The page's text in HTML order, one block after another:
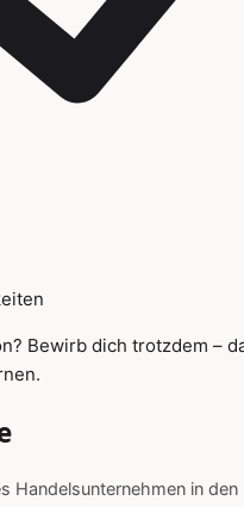
Bewirb dich trotzdem –
Handelsunternehmen in den